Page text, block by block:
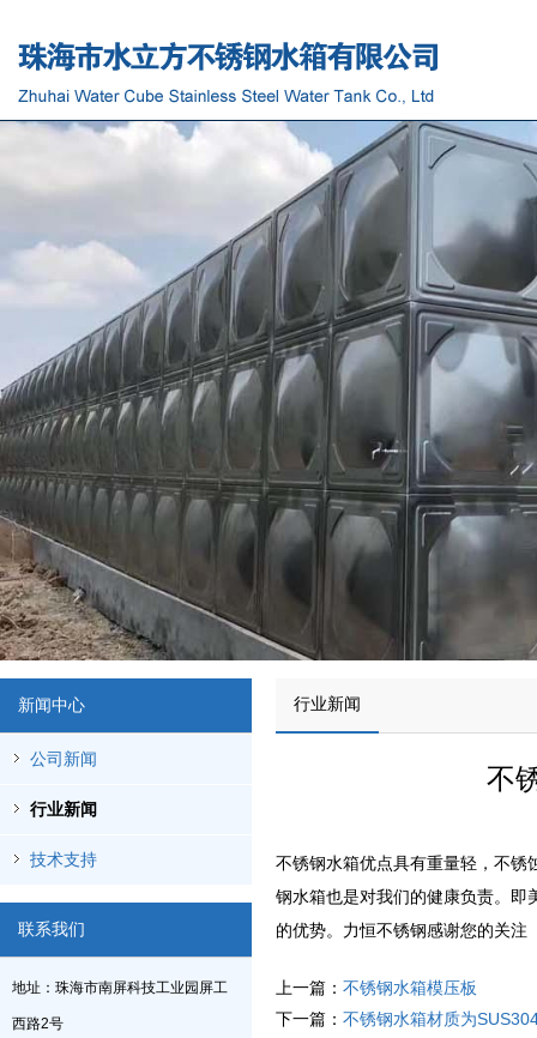
新闻中心
公司新闻
行业新闻
技术支持
联系我们
地址：珠海市南屏科技工业园屏工
西路2号
行业新闻
不
不锈钢水箱优点具有重量轻，不锈
钢水箱也是对我们的健康负责。即
的优势。力恒不锈钢感谢您的关
上一篇： 不锈钢水箱模压板
下一篇： 不锈钢水箱材质为